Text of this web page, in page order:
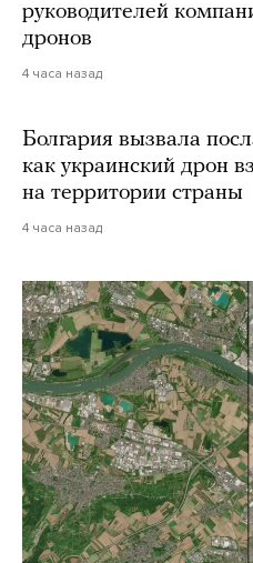
руководителей
дронов
4 часа назад
Болгария вызвала
как украинский дрон
на территории страны
4 часа назад